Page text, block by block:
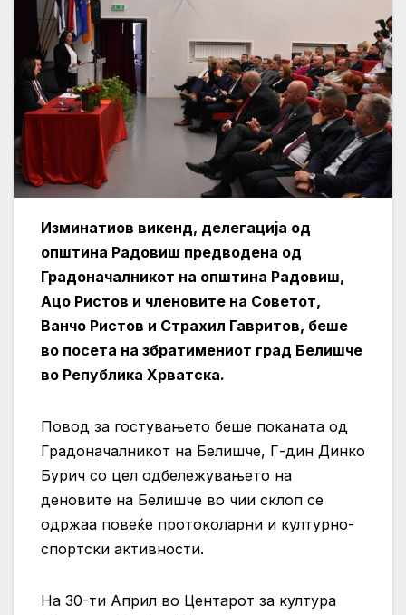
Изминатиов викенд, делегација од
општина Радовиш предводена од
Градоначалникот на општина Радовиш,
Ацо Ристов и членовите на Советот,
Ванчо Ристов и Страхил Гавритов, беше
во посета на збратимениот град Белишче
во Република Хрватска.
Повод за гостувањето беше поканата од
Градоначалникот на Белишче, Г-дин Динко
Бурич со цел одбележувањето на
деновите на Белишче во чии склоп се
одржаа повеќе протоколарни и културно-
спортски активности.
На 30-ти Април во Центарот за култура